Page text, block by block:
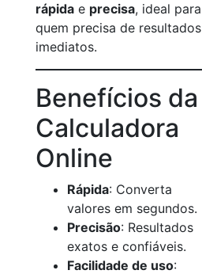
rápida e precisa, ideal para
quem precisa de resultados
imediatos.
Benefícios da
Calculadora
Online
Rápida: Converta
valores em segundos.
Precisão: Resultados
exatos e confiáveis.
Facilidade de uso: